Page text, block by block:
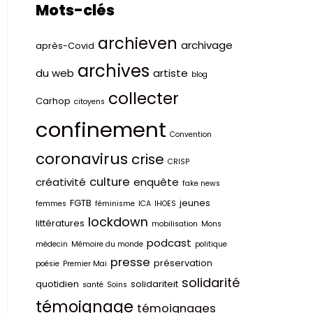
Mots-clés
après-Covid archieven archivage
du web archives artiste blog
Carhop citoyens collecter
confinement Convention
coronavirus crise CRISP
créativité culture enquête fake news
femmes FGTB féminisme ICA IHOES jeunes
littératures lockdown mobilisation Mons
médecin Mémoire du monde podcast politique
poésie Premier Mai presse préservation
quotidien santé Soins solidariteit solidarité
témoignage témoignages